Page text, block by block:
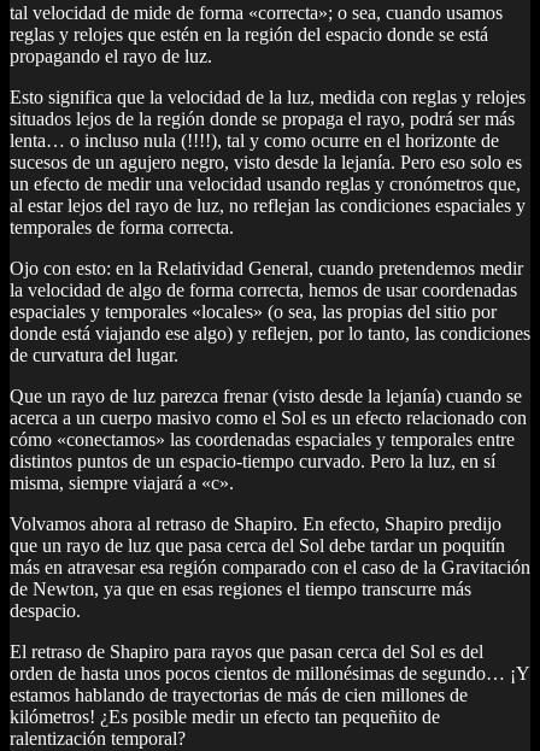
tal velocidad de mide de forma «correcta»; o sea, cuando usamos
reglas y relojes que estén en la región del espacio donde se está
propagando el rayo de luz.
Esto significa que la velocidad de la luz, medida con reglas y relojes
situados lejos de la región donde se propaga el rayo, podrá ser más
lenta… o incluso nula (!!!!), tal y como ocurre en el horizonte de
sucesos de un agujero negro, visto desde la lejanía. Pero eso solo es
un efecto de medir una velocidad usando reglas y cronómetros que,
al estar lejos del rayo de luz, no reflejan las condiciones espaciales y
temporales de forma correcta.
Ojo con esto: en la Relatividad General, cuando pretendemos medir
la velocidad de algo de forma correcta, hemos de usar coordenadas
espaciales y temporales «locales» (o sea, las propias del sitio por
donde está viajando ese algo) y reflejen, por lo tanto, las condiciones
de curvatura del lugar.
Que un rayo de luz parezca frenar (visto desde la lejanía) cuando se
acerca a un cuerpo masivo como el Sol es un efecto relacionado con
cómo «conectamos» las coordenadas espaciales y temporales entre
distintos puntos de un espacio-tiempo curvado. Pero la luz, en sí
misma, siempre viajará a «c».
Volvamos ahora al retraso de Shapiro. En efecto, Shapiro predijo
que un rayo de luz que pasa cerca del Sol debe tardar un poquitín
más en atravesar esa región comparado con el caso de la Gravitación
de Newton, ya que en esas regiones el tiempo transcurre más
despacio.
El retraso de Shapiro para rayos que pasan cerca del Sol es del
orden de hasta unos pocos cientos de millonésimas de segundo… ¡Y
estamos hablando de trayectorias de más de cien millones de
kilómetros! ¿Es posible medir un efecto tan pequeñito de
ralentización temporal?